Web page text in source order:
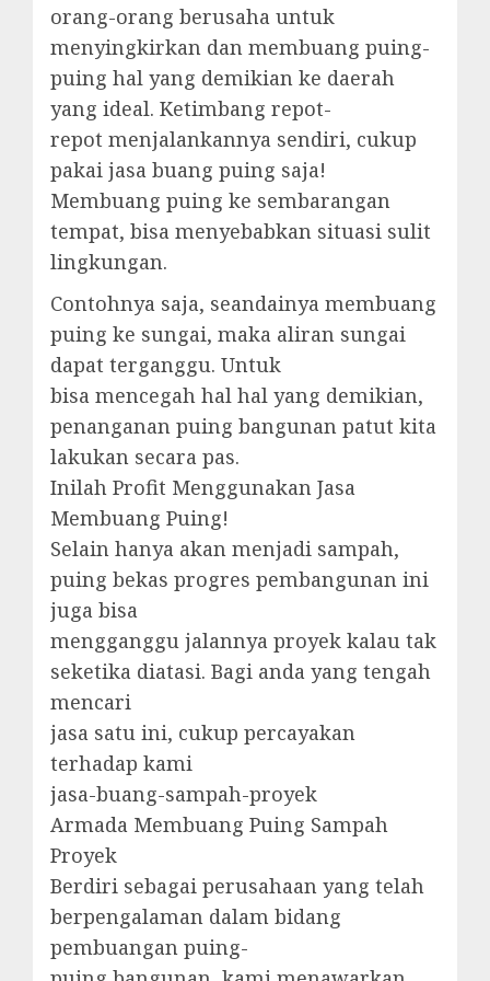
orang-orang berusaha untuk
menyingkirkan dan membuang puing-
puing hal yang demikian ke daerah
yang ideal. Ketimbang repot-
repot menjalankannya sendiri, cukup
pakai jasa buang puing saja!
Membuang puing ke sembarangan
tempat, bisa menyebabkan situasi sulit
lingkungan.
Contohnya saja, seandainya membuang
puing ke sungai, maka aliran sungai
dapat terganggu. Untuk
bisa mencegah hal hal yang demikian,
penanganan puing bangunan patut kita
lakukan secara pas.
Inilah Profit Menggunakan Jasa
Membuang Puing!
Selain hanya akan menjadi sampah,
puing bekas progres pembangunan ini
juga bisa
mengganggu jalannya proyek kalau tak
seketika diatasi. Bagi anda yang tengah
mencari
jasa satu ini, cukup percayakan
terhadap kami
jasa-buang-sampah-proyek
Armada Membuang Puing Sampah
Proyek
Berdiri sebagai perusahaan yang telah
berpengalaman dalam bidang
pembuangan puing-